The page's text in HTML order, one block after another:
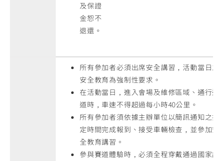
及保證
金恕不
退還。
所有參加者必須出席安全講習，活動當日之
安全教育為強制性要求。
在活動當日，進入會場及維修區域、通行通
道時，車速不得超過每小時40公里。
所有參加者須依據主辦單位以簡訊通知之指
定時間完成報到、接受車輛檢查，並參加安
全教育講習。
參與賽道體驗時，必須全程穿戴通過國家認